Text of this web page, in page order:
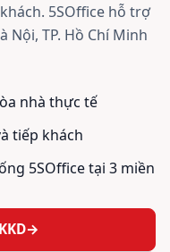
5SOffice hỗ trợ
Nội, TP. Hồ Chí Minh
nhà thực tế
tiếp khách
5SOffice tại 3 miền
→